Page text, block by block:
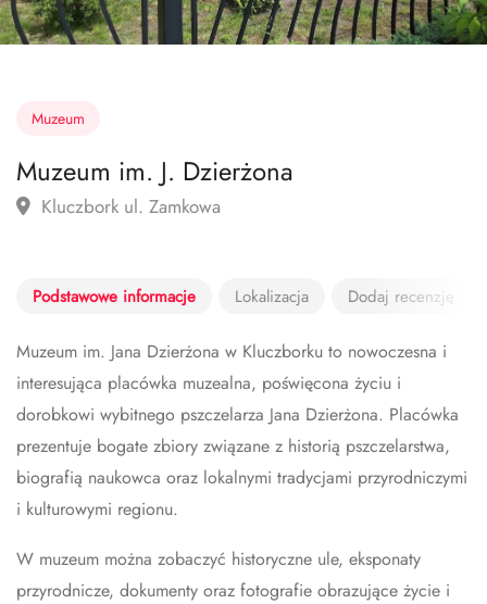
Muzeum
Muzeum im. J. Dzierżona
Kluczbork ul. Zamkowa
Podstawowe informacje Lokalizacja Dodaj recenzję
Muzeum im. Jana Dzierżona w Kluczborku to nowoczesna i
interesująca placówka muzealna, poświęcona życiu i
dorobkowi wybitnego pszczelarza Jana Dzierżona. Placówka
prezentuje bogate zbiory związane z historią pszczelarstwa,
biografią naukowca oraz lokalnymi tradycjami przyrodniczymi
i kulturowymi regionu.
W muzeum można zobaczyć historyczne ule, eksponaty
przyrodnicze, dokumenty oraz fotografie obrazujące życie i